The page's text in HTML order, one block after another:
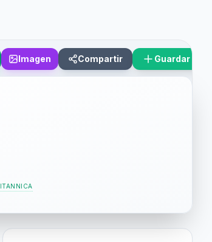
Imagen Compartir Guardar